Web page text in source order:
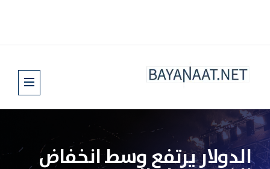
الدولار يرتفع وسط انخفاض